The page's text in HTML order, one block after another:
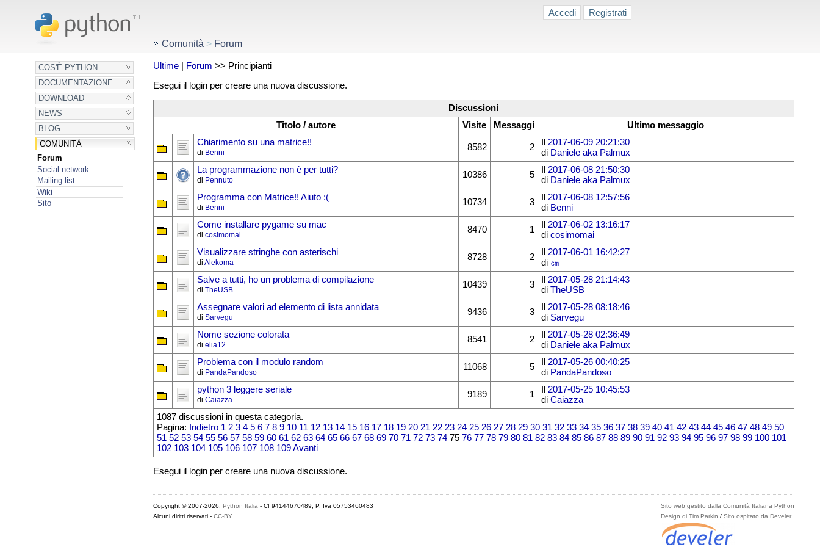
Accedi Registrati
COS'È PYTHON
DOCUMENTAZIONE
DOWNLOAD
NEWS
BLOG
COMUNITÀ
Forum
Social network
Mailing list
Wiki
Sito
Comunità > Forum
Ultime| Forum >> Principianti
Esegui il login per creare una nuova discussione.
Discussioni
Titolo / autore
Visite Messaggi
Ultimo messaggio
Chiarimento su una matrice!!
di Benni
8582 2
2017-06-09 20:21:30
di Daniele aka Palmux
La programmazione non è per tutti?
di Pennuto
10386 5
2017-06-08 21:50:30
di Daniele aka Palmux
Programma con Matrice!! Aiuto :(
di Benni
10734 3
2017-06-08 12:57:56
di Benni
Come installare pygame su mac
di cosimomai
8470 1
2017-06-02 13:16:17
di cosimomai
Visualizzare stringhe con asterischi
di Alekoma
8728 2
2017-06-01 16:42:27
di ㎝
Salve a tutti, ho un problema di compilazione
di TheUSB
10439 3
2017-05-28 21:14:43
di TheUSB
Assegnare valori ad elemento di lista annidata
di Sarvegu
9436 3
2017-05-28 08:18:46
di Sarvegu
Nome sezione colorata
di elia12
8541 2
2017-05-28 02:36:49
di Daniele aka Palmux
Problema con il modulo random
di PandaPandoso
11068 5
2017-05-26 00:40:25
di PandaPandoso
python 3 leggere seriale
di Caiazza
9189 1
2017-05-25 10:45:53
di Caiazza
1087 discussioni in questa categoria.
Pagina:
Indietro 1 2 3 4 5 6 7 8 9 10 11 12 13 14 15 16 17 18 19 20 21 22 23 24 25 26 27 28 29 30 31 32 33 34 35 36 37 38 39 40 41 42 43 44 45 46 47 48 49 50
51 52 53 54 55 56 57 58 59 60 61 62 63 64 65 66 67 68 69 70 71 72 73 7475 76 77 78 79 80 81 82 83 84 85 86 87 88 89 90 91 92 93 94 95 96 97 98 99 100 101
102 103 104 105 106 107 108 109 Avanti
Esegui il login per creare una nuova discussione.
Sito web gestito dalla Comunità Italiana Python
Design di Tim Parkin /Sito ospitato da Develer
Copyright © 2007-2026, Python Italia - Cf 94144670489, P. Iva 05753460483
Alcuni diritti riservati - CC-BY